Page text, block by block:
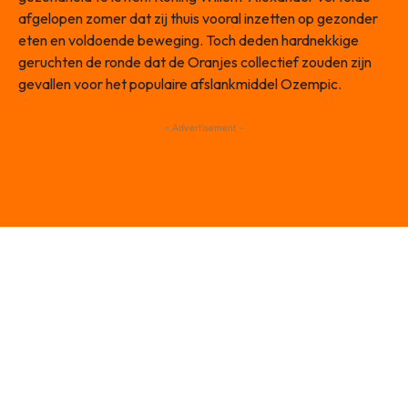
afgelopen zomer dat zij thuis vooral inzetten op gezonder
eten en voldoende beweging. Toch deden hardnekkige
geruchten de ronde dat de Oranjes collectief zouden zijn
gevallen voor het populaire afslankmiddel Ozempic.
- Advertisement -